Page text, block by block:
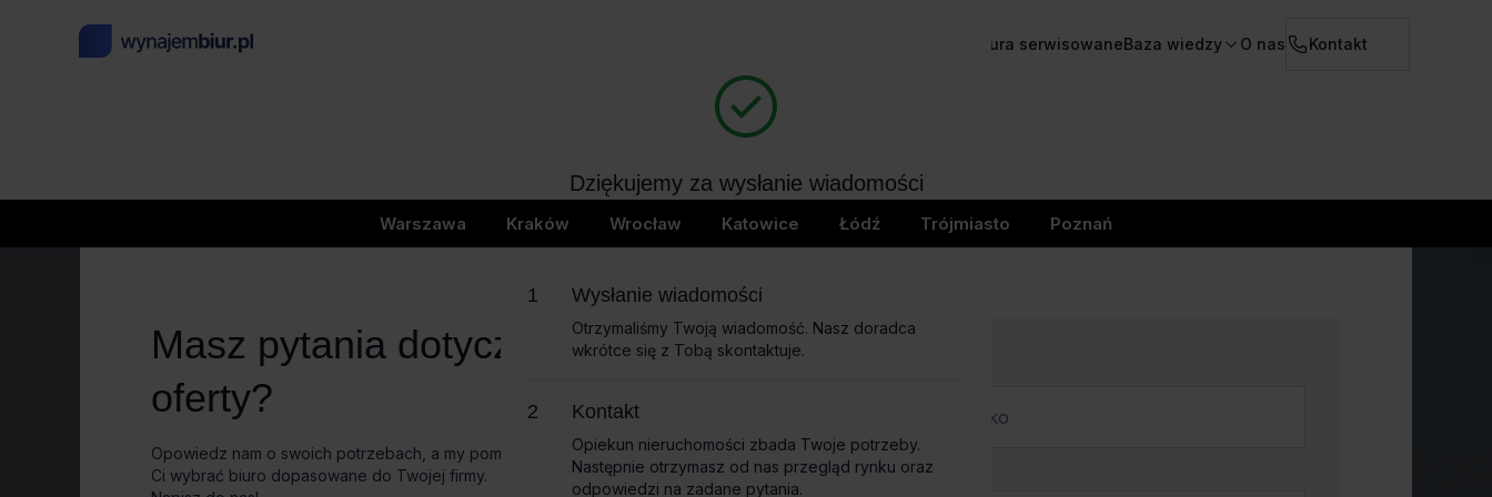
Biura serwisowaneBaza wiedzy O nas Kontakt
404
page not found
Warszawa Kraków Wrocław Katowice Łódź Trójmiasto Poznań
Masz pytania dotyczące
oferty?
Opowiedz nam o swoich potrzebach, a my pomożemy
Ci wybrać biuro dopasowane do Twojej firmy.
Nazwa firmy
Dziękujemy za wysłanie wiadomości
Wkrótce skontaktujemy się z Tobą
Wysłanie wiadomości
Otrzymaliśmy Twoją wiadomość. Nasz doradca
wkrótce się z Tobą skontaktuje.
Kontakt
Opiekun nieruchomości zbada Twoje potrzeby.
Następnie otrzymasz od nas przegląd rynku oraz
odpowiedzi na zadane pytania.